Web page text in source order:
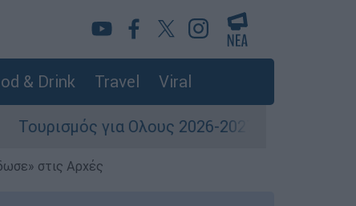
& Drink Travel Viral
Ολους 2026-2027: Τα SOS για να
στις Αρχές